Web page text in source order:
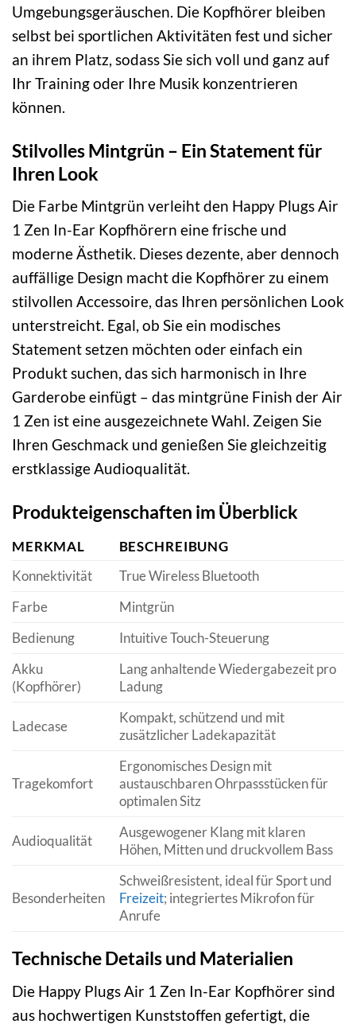
Umgebungsgeräuschen. Die Kopfhörer bleiben
selbst bei sportlichen Aktivitäten fest und sicher
an ihrem Platz, sodass Sie sich voll und ganz auf
Ihr Training oder Ihre Musik konzentrieren
können.
Stilvolles Mintgrün – Ein Statement für
Ihren Look
Die Farbe Mintgrün verleiht den Happy Plugs Air
1 Zen In-Ear Kopfhörern eine frische und
moderne Ästhetik. Dieses dezente, aber dennoch
auffällige Design macht die Kopfhörer zu einem
stilvollen Accessoire, das Ihren persönlichen Look
unterstreicht. Egal, ob Sie ein modisches
Statement setzen möchten oder einfach ein
Produkt suchen, das sich harmonisch in Ihre
Garderobe einfügt – das mintgrüne Finish der Air
1 Zen ist eine ausgezeichnete Wahl. Zeigen Sie
Ihren Geschmack und genießen Sie gleichzeitig
erstklassige Audioqualität.
Produkteigenschaften im Überblick
MERKMAL
BESCHREIBUNG
Konnektivität
True Wireless Bluetooth
Farbe
Mintgrün
Bedienung
Intuitive Touch-Steuerung
Akku
(Kopfhörer)
Lang anhaltende Wiedergabezeit pro
Ladung
Ladecase
Kompakt, schützend und mit
zusätzlicher Ladekapazität
Tragekomfort
Ergonomisches Design mit
austauschbaren Ohrpassstücken für
optimalen Sitz
Audioqualität
Ausgewogener Klang mit klaren
Höhen, Mitten und druckvollem Bass
Besonderheiten
Schweißresistent, ideal für Sport und
Freizeit; integriertes Mikrofon für
Anrufe
Technische Details und Materialien
Die Happy Plugs Air 1 Zen In-Ear Kopfhörer sind
aus hochwertigen Kunststoffen gefertigt, die